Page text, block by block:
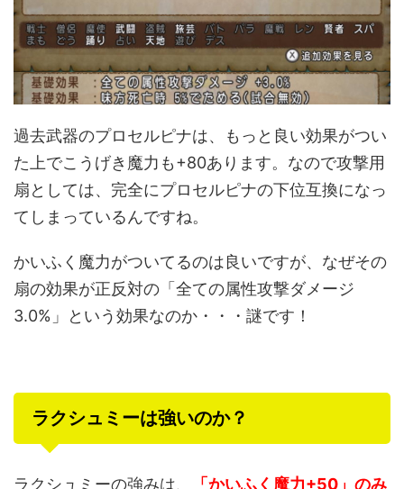
過去武器のプロセルピナは、もっと良い効果がつい
た上でこうげき魔力も+80あります。なので攻撃用
扇としては、完全にプロセルピナの下位互換になっ
てしまっているんですね。
かいふく魔力がついてるのは良いですが、なぜその
扇の効果が正反対の「全ての属性攻撃ダメージ
3.0%」という効果なのか・・・謎です！
ラクシュミーは強いのか？
ラクシュミーの強みは、 「かいふく魔力+50」のみ